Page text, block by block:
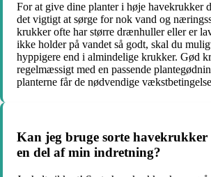
For at give dine planter i høje havekrukker
det vigtigt at sørge for nok vand og
krukker ofte har større drænhuller eller er
ikke holder på vandet så godt, skal du
hyppigere end i almindelige krukker. Gød
regelmæssigt med en passende
planterne får de nødvendige
Kan jeg bruge sorte havekrukker
en del af min indretning?